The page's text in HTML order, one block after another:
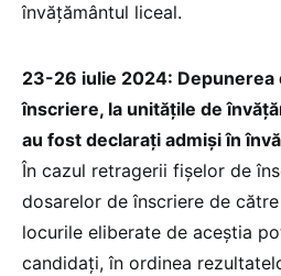
învățământul liceal.
23-26 iulie 2024: Depunerea
înscriere, la unitățile de
au fost declarați admiși în
În cazul retragerii fișelor de
dosarelor de înscriere de
locurile eliberate de aceștia
candidați, în ordinea